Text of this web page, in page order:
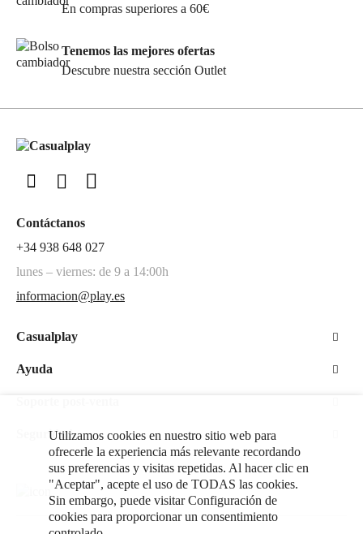
En compras superiores a 60€
Tenemos las mejores ofertas
Descubre nuestra sección Outlet
Contáctanos
+34 938 648 027
lunes – viernes: de 9 a 14:00h
informacion@play.es
Casualplay
Ayuda
SeguridadUtilizamos cookies en nuestro sitio web para
ofrecerle la experiencia más relevante recordando
sus preferencias y visitas repetidas. Al hacer clic en
"Aceptar", acepte el uso de TODAS las cookies.
Sin embargo, puede visitar Configuración de
cookies para proporcionar un consentimiento